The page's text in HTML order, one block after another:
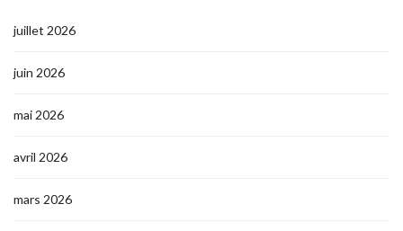
juillet 2026
juin 2026
mai 2026
avril 2026
mars 2026